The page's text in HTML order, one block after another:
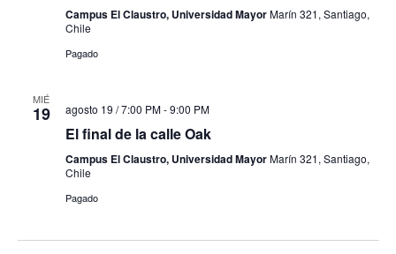
Campus El Claustro, Universidad MayorMarín 321, Santiago,
Chile
Pagado
MIÉ
19 agosto 19 / 7:00 PM-9:00 PM
El final de la calle Oak
Campus El Claustro, Universidad MayorMarín 321, Santiago,
Chile
Pagado